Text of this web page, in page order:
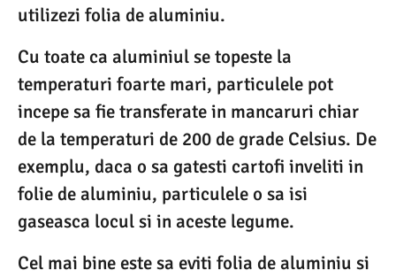
utilizezi folia de aluminiu.
Cu toate ca aluminiul se topeste la
temperaturi foarte mari, particulele pot
incepe sa fie transferate in mancaruri chiar
de la temperaturi de 200 de grade Celsius. De
exemplu, daca o sa gatesti cartofi inveliti in
folie de aluminiu, particulele o sa isi
gaseasca locul si in aceste legume.
Cel mai bine este sa eviti folia de aluminiu si